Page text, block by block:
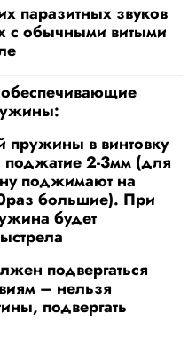
паразитных звуков
с обычными витыми
пружины в винтовку
поджатие 2-3мм (для
поджимают на
большие). При
будет
подвергаться
– нельзя
подвергать